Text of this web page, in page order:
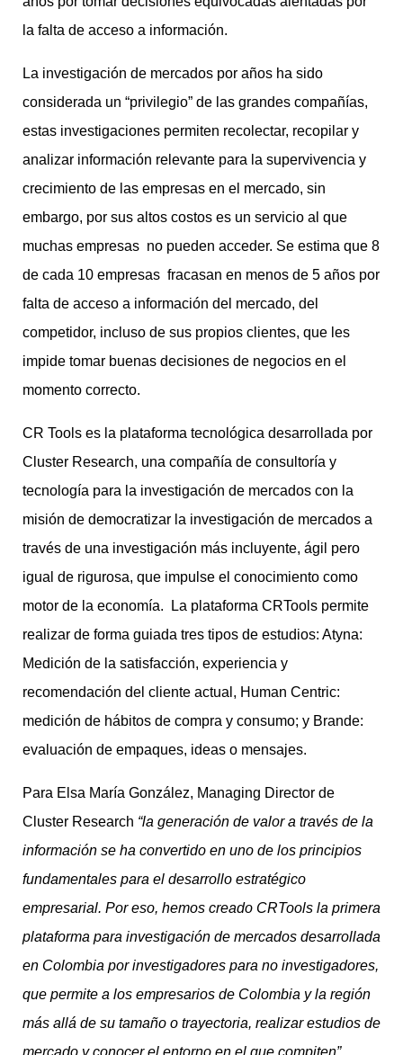
la falta de acceso a información.
La investigación de mercados por años ha sido
considerada un “privilegio” de las grandes compañías,
estas investigaciones permiten recolectar, recopilar y
analizar información relevante para la supervivencia y
crecimiento de las empresas en el mercado, sin
embargo, por sus altos costos es un servicio al que
muchas empresas no pueden acceder. Se estima que 8
de cada 10 empresas fracasan en menos de 5 años por
falta de acceso a información del mercado, del
competidor, incluso de sus propios clientes, que les
impide tomar buenas decisiones de negocios en el
momento correcto.
CR Tools es la plataforma tecnológica desarrollada por
Cluster Research, una compañía de consultoría y
tecnología para la investigación de mercados con la
misión de democratizar la investigación de mercados a
través de una investigación más incluyente, ágil pero
igual de rigurosa, que impulse el conocimiento como
motor de la economía. La plataforma CRTools permite
realizar de forma guiada tres tipos de estudios: Atyna:
Medición de la satisfacción, experiencia y
recomendación del cliente actual, Human Centric:
medición de hábitos de compra y consumo; y Brande:
evaluación de empaques, ideas o mensajes.
Para Elsa María González, Managing Director de
Cluster Research “la generación de valor a través de la
información se ha convertido en uno de los principios
fundamentales para el desarrollo estratégico
empresarial. Por eso, hemos creado CRTools la primera
plataforma para investigación de mercados desarrollada
en Colombia por investigadores para no investigadores,
que permite a los empresarios de Colombia y la región
más allá de su tamaño o trayectoria, realizar estudios de